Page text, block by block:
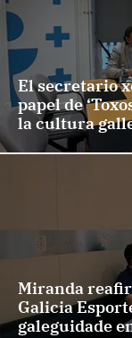
El secretario
papel de
la cultura
Miranda
Galicia
galeguidade